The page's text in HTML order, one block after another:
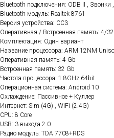
Bluetooth подключения: ODB II ,
Bluetooth модуль: Realtek 8761
Версия устройства: CC3
Оперативная / Встроенная память: 4/32
Комплектация: Один вариант
Название процессора: ARM 12NM
Оперативная память: 4 Gb
Встроенная память: 32 Gb
Частота процессора: 1.8GHz 64bit
Операционная система: Android 10
Охлаждение: Пассивное + Куллер
Интернет: Sim (4G) , WiFi (2.4G)
CPU: 8 Core
USB: 3 выхода 2.0
Радио модуль: TDA 7708+RDS